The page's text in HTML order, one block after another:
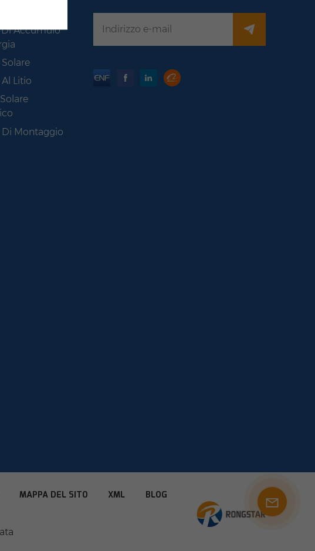
ai
ed
anche la Germania settentrionale ha l'opportunità
di un luogo in cui può avvenire un networking di
settore. Non importa se si tratta di accumulo di
energia, prodotti intelligenti o una gamma sempre
infinite possibilità di entrare in contatto con le
Solari
Di Accumulo
Litio
Di Montaggio
MAPPA DEL SITO XML
BLOG